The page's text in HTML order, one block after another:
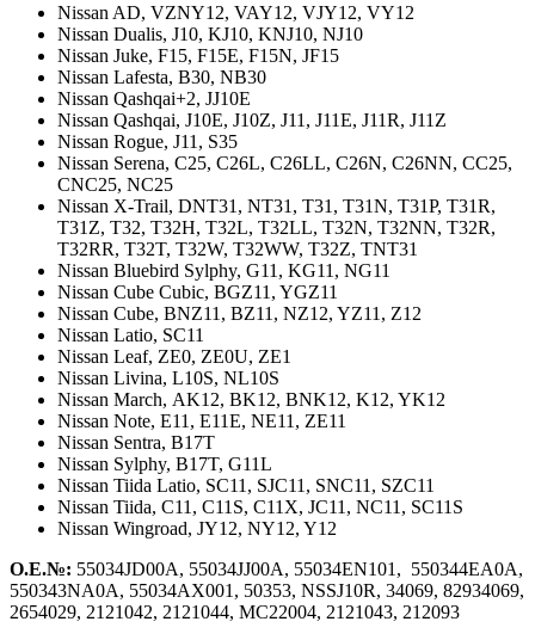
Nissan AD, VZNY12, VAY12, VJY12, VY12
Nissan Dualis, J10, KJ10, KNJ10, NJ10
Nissan Juke, F15, F15E, F15N, JF15
Nissan Lafesta, B30, NB30
Nissan Qashqai+2, JJ10E
Nissan Qashqai, J10E, J10Z, J11, J11E, J11R, J11Z
Nissan Rogue, J11, S35
Nissan Serena, C25, C26L, C26LL, C26N, C26NN, CC25,
CNC25, NC25
Nissan X-Trail, DNT31, NT31, T31, T31N, T31P, T31R,
T31Z, T32, T32H, T32L, T32LL, T32N, T32NN, T32R,
T32RR, T32T, T32W, T32WW, T32Z, TNT31
Nissan Bluebird Sylphy, G11, KG11, NG11
Nissan Cube Cubic, BGZ11, YGZ11
Nissan Cube, BNZ11, BZ11, NZ12, YZ11, Z12
Nissan Latio, SC11
Nissan Leaf, ZE0, ZE0U, ZE1
Nissan Livina, L10S, NL10S
Nissan March, AK12, BK12, BNK12, K12, YK12
Nissan Note, E11, E11E, NE11, ZE11
Nissan Sentra, B17T
Nissan Sylphy, B17T, G11L
Nissan Tiida Latio, SC11, SJC11, SNC11, SZC11
Nissan Tiida, C11, C11S, C11X, JC11, NC11, SC11S
Nissan Wingroad, JY12, NY12, Y12
О.Е.№: 55034JD00A, 55034JJ00A, 55034EN101, 550344EA0A,
550343NA0A, 55034AX001, 50353, NSSJ10R, 34069, 82934069,
2654029, 2121042, 2121044, MC22004, 2121043, 212093